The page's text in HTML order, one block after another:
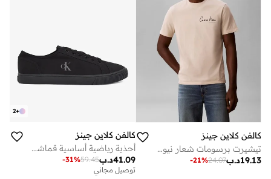
كالفن كلاين جينز
تيشيرت برسومات شعار نيويورك
د.ب19.13
24.07
-21%
+
2
كالفن كلاين جينز
أحذية رياضية أساسية قماشية منخفضة
د.ب41.09
59.45
-31%
توصيل مجاني